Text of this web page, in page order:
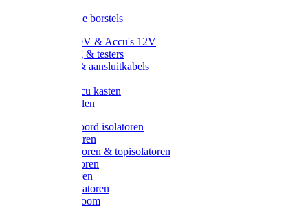
Hygienische borstels
Batterijen 9V & Accu's 12V
Beveiliging & testers
Kabelsets & aansluitkabels
Metalen accu kasten
Zonnepanelen
Draad & koord isolatoren
Ringisolatoren
Extra isolatoren & topisolatoren
Hoekisolatoren
Lintisolatoren
Afstandisolatoren
Isolatorenboom